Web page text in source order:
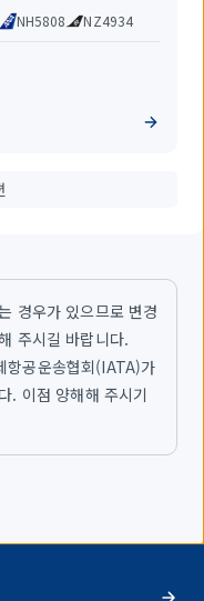
NH5808 NZ4934
경우가 있으므로 변경
주시길 바랍니다.
항공운송협회(IATA)가
. 이점 양해해 주시기